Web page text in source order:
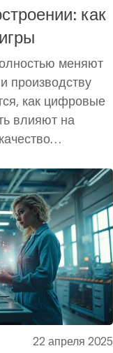
как
меняют
производству
как цифровые
влияют на
для бизнеса.
и реальные
систем. Даже
интересно
22 апреля 2025